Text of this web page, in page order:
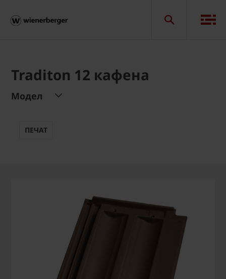
Traditon 12 кафена
Модел
ПЕЧАТ